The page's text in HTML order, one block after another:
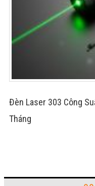
Đèn Laser 303 Công
Tháng